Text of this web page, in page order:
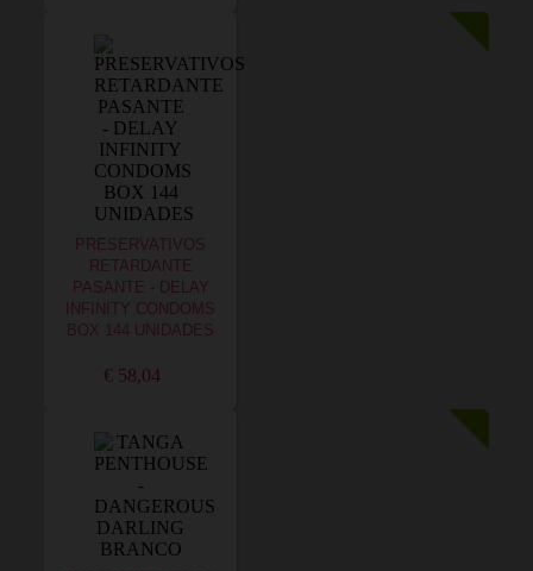
PRESERVATIVOS
RETARDANTE
PASANTE - DELAY
INFINITY CONDOMS
BOX 144 UNIDADES
€ 58,04